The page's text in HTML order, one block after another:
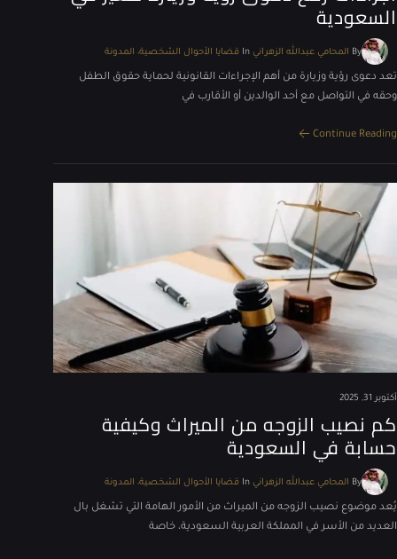
السعودية
By المحامي عبدالله الزهراني In قضايا الأحوال الشخصية المدونة
تعد دعوى رؤية وزيارة من أهم الإجراءات القانونية لحماية حقوق الطفل
وحقه في التواصل مع أحد الوالدين أو الأقارب في
Continue Reading
أكتوبر 31, 2025
كم نصيب الزوجه من الميراث وكيفية
حسابة في السعودية
By المحامي عبدالله الزهراني In قضايا الأحوال الشخصية المدونة
يُعد موضوع نصيب الزوجه من الميراث من الأمور الهامة التي تشغل بال
العديد من الأسر في المملكة العربية السعودية، خاصة